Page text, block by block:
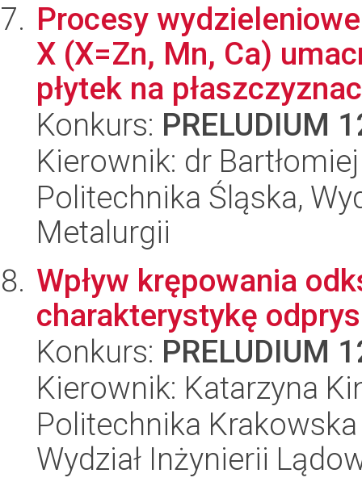
Procesy
X (X=Zn, Mn, Ca)
płytek na
Konkurs: PRELUDIUM
Kierownik: dr
Politechnika Śląska,
Metalurgii
Wpływ krępowania
charakterystykę
Konkurs: PRELUDIUM
Kierownik: Katarzyna
Politechnika
Wydział Inżynierii